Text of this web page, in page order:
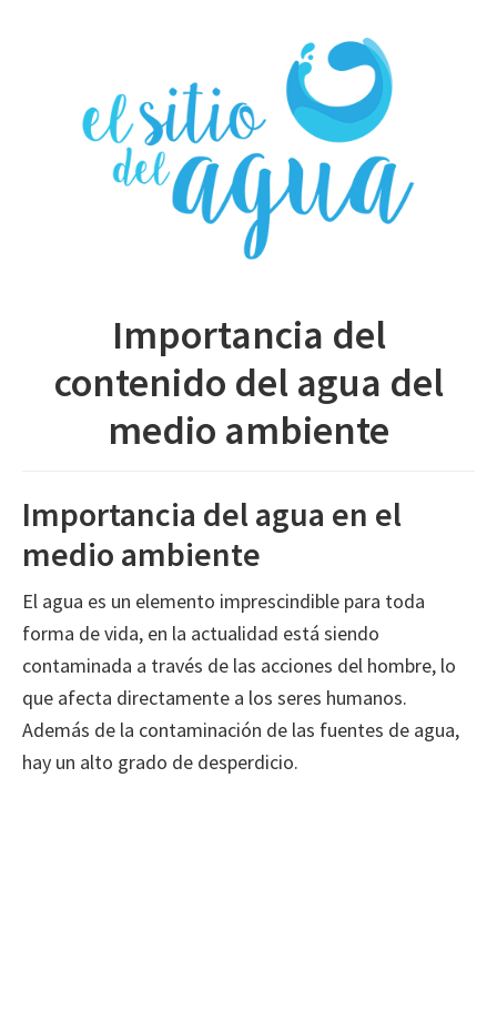
Importancia del
contenido del agua del
medio ambiente
Importancia del agua en el
medio ambiente
El agua es un elemento imprescindible para toda
forma de vida, en la actualidad está siendo
contaminada a través de las acciones del hombre, lo
que afecta directamente a los seres humanos.
Además de la contaminación de las fuentes de agua,
hay un alto grado de desperdicio.